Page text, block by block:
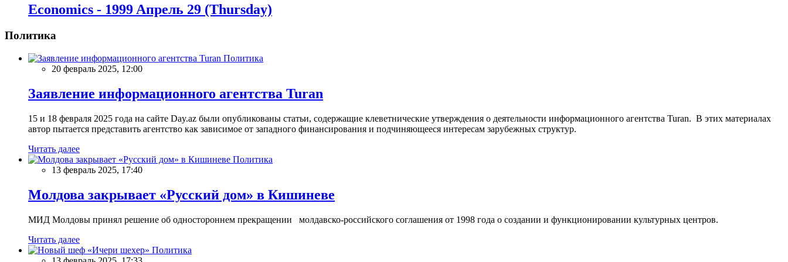
Economics - 1999 Aпрель 29 (Thursday)
Политика
Политика
20 февраль 2025, 12:00
Заявление информационного агентства Turan
15 и 18 февраля 2025 года на сайте Day.az были опубликованы статьи, содержащие клеветнические утверждения о деятельности информационного агентства Turan. В этих материалах
автор пытается представить агентство как зависимое от западного финансирования и подчиняющееся интересам зарубежных структур.
Читать далее
Политика
13 февраль 2025, 17:40
Молдова закрывает «Русский дом» в Кишиневе
МИД Молдовы принял решение об одностороннем прекращении молдавско-российского соглашения от 1998 года о создании и функционировании культурных центров.
Читать далее
Политика